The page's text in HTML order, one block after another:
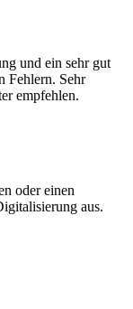
und ein sehr gut
Fehlern. Sehr
empfehlen.
oder einen
aus.